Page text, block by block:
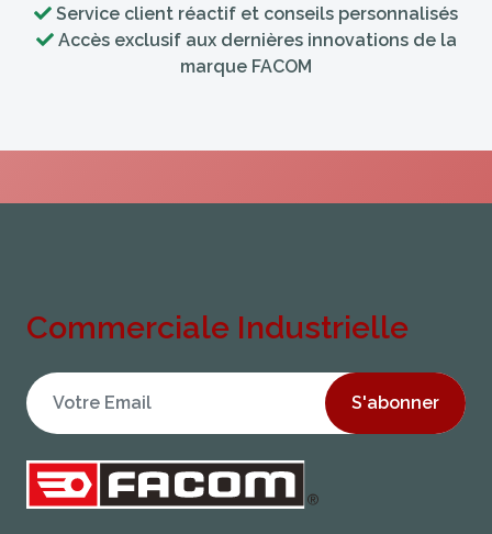
Service client réactif et conseils personnalisés
Accès exclusif aux dernières innovations de la
marque FACOM
Commerciale Industrielle
S'abonner